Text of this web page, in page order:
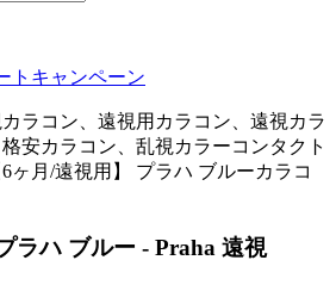
ラコン、遠視用カラコン、遠視カラ
安カラコン、乱視カラーコンタクト
ヶ月/遠視用】 プラハ ブルーカラコ
ラハ ブルー - Praha 遠視